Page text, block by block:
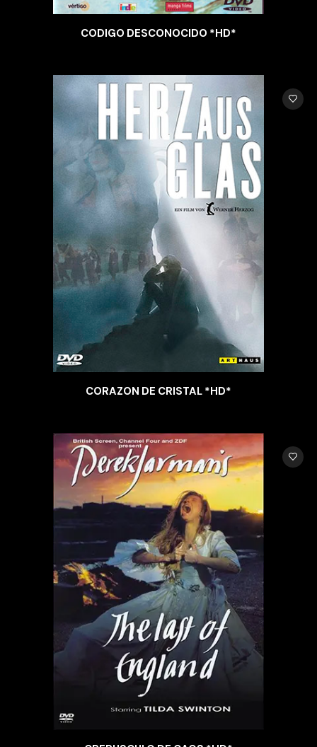
CODIGO DESCONOCIDO *HD*
CORAZON DE CRISTAL *HD*